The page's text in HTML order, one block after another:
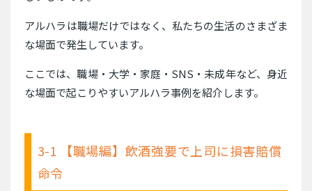
アルハラは職場だけではなく、私たちの生活のさまざま
な場面で発生しています。
ここでは、職場・大学・家庭・SNS・未成年など、身近
な場面で起こりやすいアルハラ事例を紹介します。
3-1 【職場編】飲酒強要で上司に損害賠償
命令